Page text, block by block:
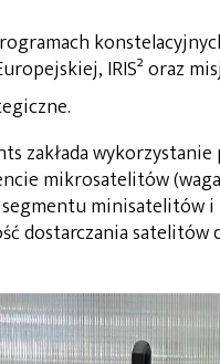
IRIS² oraz
zakłada
mikrosatelitów
minisatelitów i
dostarczania